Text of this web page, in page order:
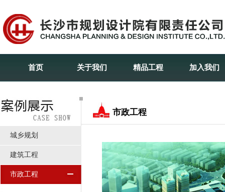
首页 关于我们 精品工程 加入我们
城乡规划
建筑工程
市政工程
市政工程